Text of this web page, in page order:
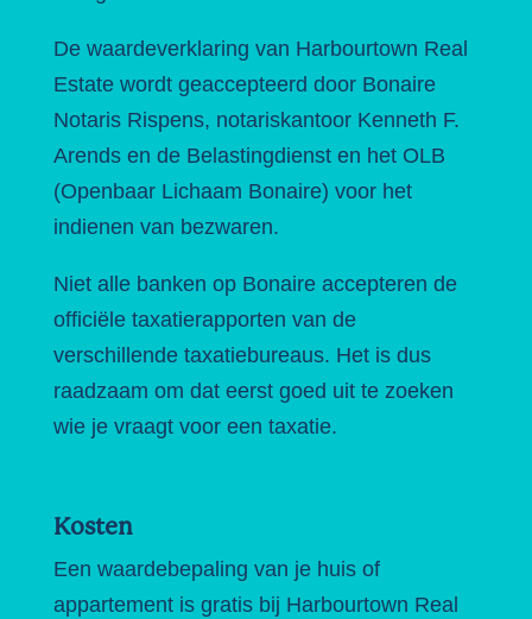
De waardeverklaring van Harbourtown Real
Estate wordt geaccepteerd door Bonaire
Notaris Rispens, notariskantoor Kenneth F.
Arends en de Belastingdienst en het OLB
(Openbaar Lichaam Bonaire) voor het
indienen van bezwaren.
Niet alle banken op Bonaire accepteren de
officiële taxatierapporten van de
verschillende taxatiebureaus. Het is dus
raadzaam om dat eerst goed uit te zoeken
wie je vraagt voor een taxatie.
Kosten
Een waardebepaling van je huis of
appartement is gratis bij Harbourtown Real